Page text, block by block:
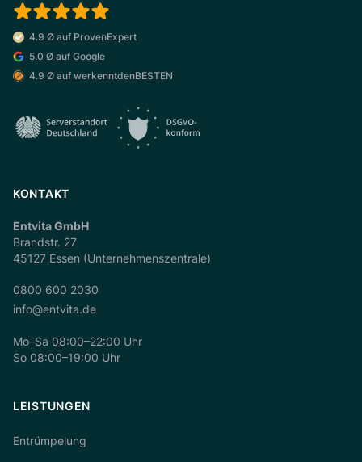
4.9 Ø auf ProvenExpert
5.0 Ø auf Google
4.9 Ø auf werkenntdenBESTEN
KONTAKT
Entvita GmbH
Brandstr. 27
45127 Essen (Unternehmenszentrale)
0800 600 2030
info@entvita.de
Mo–Sa 08:00–22:00 Uhr
So 08:00–19:00 Uhr
LEISTUNGEN
Entrümpelung